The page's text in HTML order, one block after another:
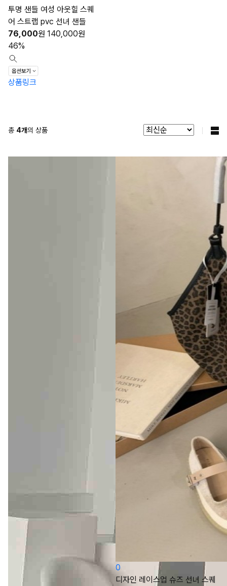
투명 샌들 여성 아웃힐 스퀘
어 스트랩 pvc 선녀 샌들
76,000원 140,000원
46%
상품링크
총 4개의 상품
0
디자인 레이스업 슈즈 선녀 스퀘